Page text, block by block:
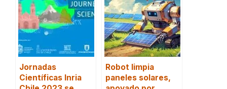
Jornadas
Científicas Inria
Robot limpia
paneles solares,